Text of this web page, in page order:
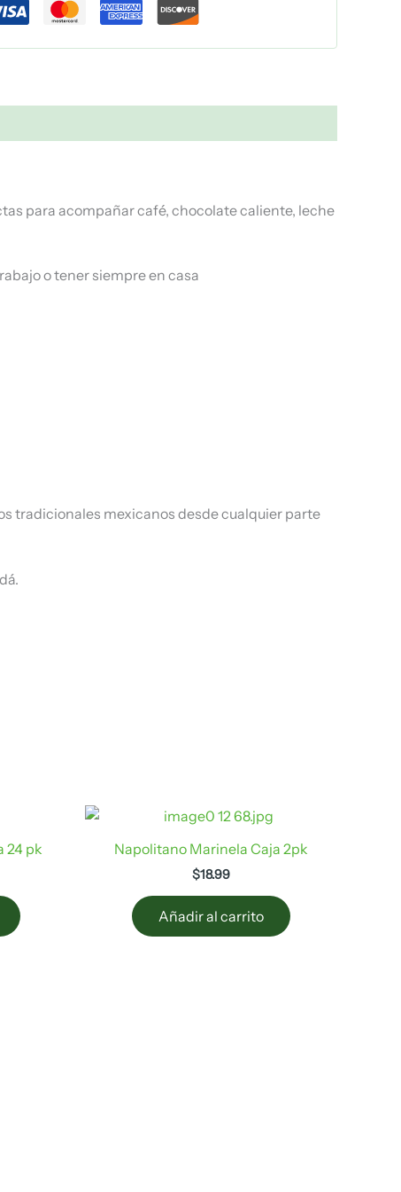
para acompañar café, chocolate caliente, leche
o tener siempre en casa
tradicionales mexicanos desde cualquier parte
24 pk Napolitano Marinela Caja 2pk
$18.99
Añadir al carrito